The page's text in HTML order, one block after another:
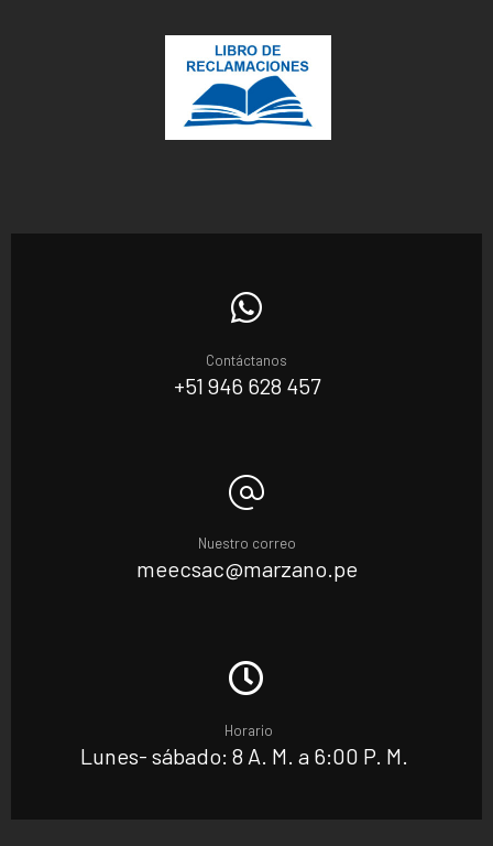
Contáctanos
+51 946 628 457
Nuestro correo
meecsac@marzano.pe
Horario
Lunes- sábado: 8 A. M. a 6:00 P. M.